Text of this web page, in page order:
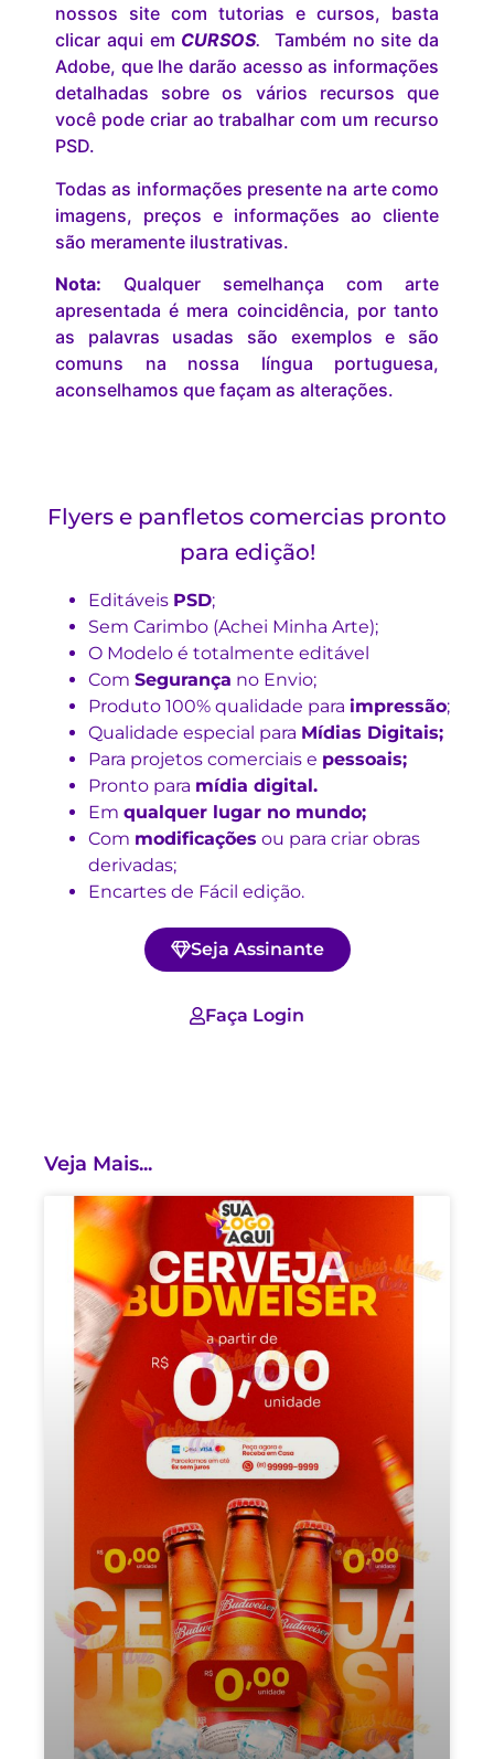
nossos site com tutorias e cursos, basta
clicar aqui em CURSOS.
Também no site da
Adobe, que lhe darão acesso as informações
detalhadas sobre os vários recursos que
você pode criar ao trabalhar com um recurso
PSD.
Todas as informações presente na arte como
imagens, preços e informações ao cliente
são meramente ilustrativas.
Nota: Qualquer semelhança com arte
apresentada é mera coincidência, por tanto
as palavras usadas são exemplos e são
comuns na nossa língua portuguesa,
aconselhamos que façam as alterações.
Flyers e panfletos comercias pronto
para edição!
Editáveis PSD;
Sem Carimbo (Achei Minha Arte);
O Modelo é totalmente editável
Com Segurança no Envio;
Produto 100% qualidade para impressão;
Qualidade especial para Mídias Digitais;
Para projetos comerciais e pessoais;
Pronto para mídia digital.
Em qualquer lugar no mundo;
Com modificações ou para criar obras
derivadas;
Encartes de Fácil edição.
Seja Assinante
Faça Login
Veja Mais...